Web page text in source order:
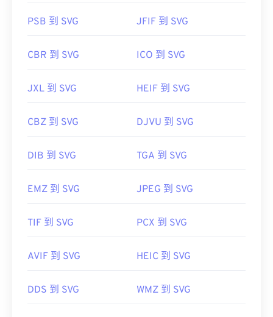
PSB 到 SVG JFIF 到 SVG
CBR 到 SVG ICO 到 SVG
JXL 到 SVG HEIF 到 SVG
CBZ 到 SVG DJVU 到 SVG
DIB 到 SVG TGA 到 SVG
EMZ 到 SVG JPEG 到 SVG
TIF 到 SVG PCX 到 SVG
AVIF 到 SVG HEIC 到 SVG
DDS 到 SVG WMZ 到 SVG